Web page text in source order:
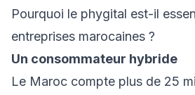
Pourquoi le phygital est-il
entreprises marocaines ?
Un consommateur hybride
Le Maroc compte plus de 25